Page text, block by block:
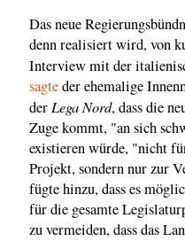
Das neue
denn realisiert wird, von
Interview mit der
sagteder ehemalige
der Lega Nord, dass die
Zuge kommt, "an sich
existieren würde, "nicht
Projekt, sondern nur zur
fügte hinzu, dass es
für die gesamte
zu vermeiden, dass das